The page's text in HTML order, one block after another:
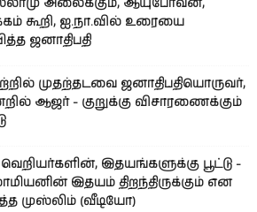
அலைக்கும், ஆயுபோவன்,
கூறி, ஐ.நா.வில் உரையை
ஜனாதிபதி
முதற்தடவை ஜனாதிபதியொருவர்,
ஆஜர் - குறுக்கு விசாரணைக்கும்
இதயங்களுக்கு பூட்டு -
இதயம் திறந்திருக்கும் என
முஸ்லிம் (வீடியோ)